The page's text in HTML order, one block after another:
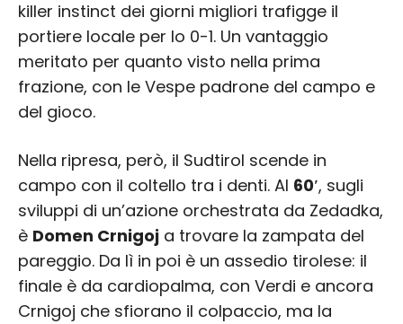
killer instinct dei giorni migliori trafigge il
portiere locale per lo 0-1. Un vantaggio
meritato per quanto visto nella prima
frazione, con le Vespe padrone del campo e
del gioco.
Nella ripresa, però, il Sudtirol scende in
campo con il coltello tra i denti. Al 60′, sugli
sviluppi di un’azione orchestrata da Zedadka,
è Domen Crnigoj a trovare la zampata del
pareggio. Da lì in poi è un assedio tirolese: il
finale è da cardiopalma, con Verdi e ancora
Crnigoj che sfiorano il colpaccio, ma la